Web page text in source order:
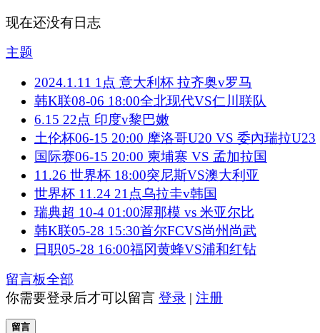
现在还没有日志
主题
2024.1.11 1点 意大利杯 拉齐奥v罗马
韩K联08-06 18:00全北现代VS仁川联队
6.15 22点 印度v黎巴嫩
土伦杯06-15 20:00 摩洛哥U20 VS 委內瑞拉U23
国际赛06-15 20:00 柬埔寨 VS 孟加拉国
11.26 世界杯 18:00突尼斯VS澳大利亚
世界杯 11.24 21点乌拉圭v韩国
瑞典超 10-4 01:00渥那模 vs 米亚尔比
韩K联05-28 15:30首尔FCVS尚州尚武
日职05-28 16:00福冈黄蜂VS浦和红钻
留言板全部
你需要登录后才可以留言 登录 | 注册
留言